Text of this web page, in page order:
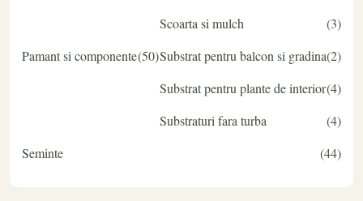
Pamant si componente 50
Scoarta si mulch
3
Substrat pentru balcon si gradina 2
Substrat pentru plante de interior 4
Substraturi fara turba
4
Seminte
44